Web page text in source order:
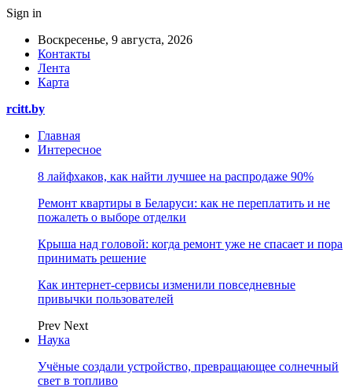
Sign in
Воскресенье, 9 августа, 2026
Контакты
Лента
Карта
rcitt.by
Главная
Интересное
8 лайфхаков, как найти лучшее на распродаже 90%
Ремонт квартиры в Беларуси: как не переплатить и не
пожалеть о выборе отделки
Крыша над головой: когда ремонт уже не спасает и пора
принимать решение
Как интернет-сервисы изменили повседневные
привычки пользователей
Prev Next
Наука
Учёные создали устройство, превращающее солнечный
свет в топливо